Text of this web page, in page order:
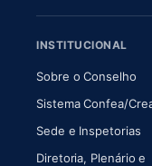
INSTITUCIONAL
Sobre o Conselho
Sistema Confea/
Sede e Inspetorias
Diretoria, Plenário e